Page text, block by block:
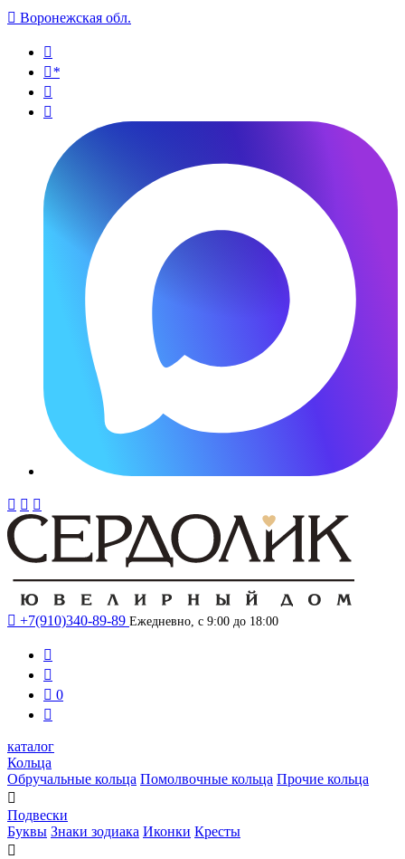
 Воронежская обл.

*


  
 +7(910)340-89-89 Ежедневно, с 9:00 до 18:00


 0

каталог
Кольца
Обручальные кольца Помолвочные кольца Прочие кольца

Подвески
Буквы Знаки зодиака Иконки Кресты
